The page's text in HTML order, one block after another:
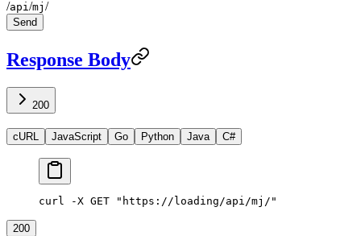
/api /mj /
Send
Response Body
200
cURL JavaScript Go Python Java C#
curl -X GET "https://loading/api/mj/"
200